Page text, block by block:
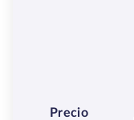
Precio